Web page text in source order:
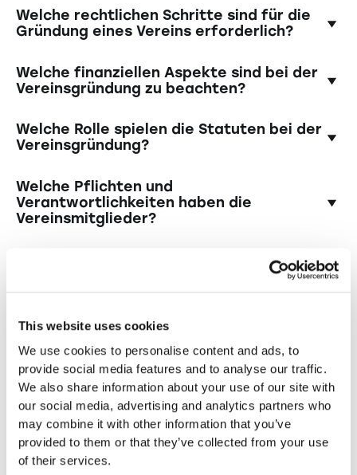
This website uses cookies
We use cookies to personalise content and ads, to
provide social media features and to analyse our traffic.
We also share information about your use of our site with
our social media, advertising and analytics partners who
may combine it with other information that you’ve
provided to them or that they’ve collected from your use
of their services.
Im Kanton Appenzell Ausserrhoden können
verschiedene Arten von Vereinen gegründet
sozialer oder politischer Vereine. Es ist wichtig,
den Zweck und die Ziele Ihres Vereins klar zu
definieren.
Welche rechtlichen Schritte sind für die
Gründung eines Vereins erforderlich?
Um einen Verein im Kanton Appenzell
Ausserrhoden zu gründen, müssen Sie eine
Vereinsvorstand wählen, Statuten verfassen
und diese notariell beglaubigen lassen.
Anschliessend muss der Verein beim
zuständigen Amt angemeldet werden.
Welche finanziellen Aspekte sind bei der
Vereinsgründung zu beachten?
Es ist wichtig, ein Budget für den Verein zu
erstellen und festzulegen, wie die finanziellen
Mitgliedsbeiträge, Spenden oder andere
Einnahmequellen. Zudem muss der Verein
Steuern zahlen und eine Buchführung führen.
Welche Rolle spielen die Statuten bei der
Vereinsgründung?
Die Statuten sind das rechtliche Grundgerüst
Ihres Vereins und enthalten Informationen
über den Zweck des Vereins, die
Regelungen. Sie müssen den gesetzlichen
Anforderungen entsprechen und von den
Welche Pflichten und
Verantwortlichkeiten haben die
Vereinsmitglieder?
Verantwortlichkeiten, darunter die Einhaltung
Vereinsorgane, die aktive Teilnahme an den
Aktivitäten des Vereins sowie die Zahlung von
Mitgliedsbeiträgen und die Einhaltung
ethischer Standards.
entdecken
Sie suchen nach einer anderen Rechtsform
für Ihr Unternehmen im Kanton Appenzell
Ausserrhoden?
Einzelfirma im Kanton Appenzell
Ausserrhoden gründen